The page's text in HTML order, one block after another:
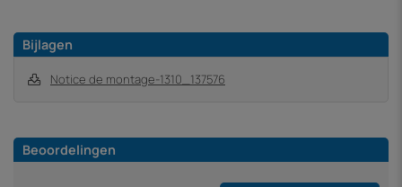
Bijlagen
Notice de montage-1310_137576
Beoordelingen